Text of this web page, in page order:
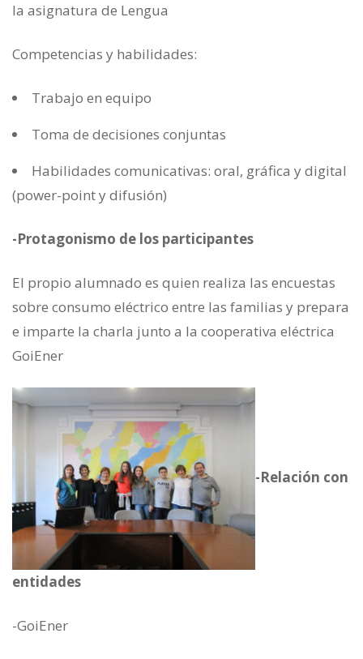
la asignatura de Lengua
Competencias y habilidades:
Trabajo en equipo
Toma de decisiones conjuntas
Habilidades comunicativas: oral, gráfica y digital
(power-point y difusión)
-Protagonismo de los participantes
El propio alumnado es quien realiza las encuestas
sobre consumo eléctrico entre las familias y prepara
e imparte la charla junto a la cooperativa eléctrica
GoiEner
-Relación con
entidades
-GoiEner